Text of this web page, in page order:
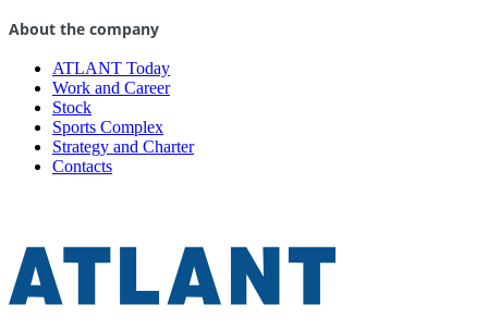
About the company
ATLANT Today
Work and Career
Stock
Sports Complex
Strategy and Charter
Contacts